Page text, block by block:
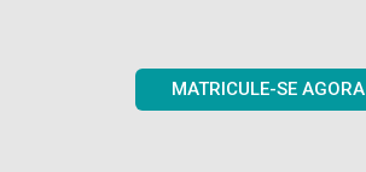
MATRICULE-SE AGORA